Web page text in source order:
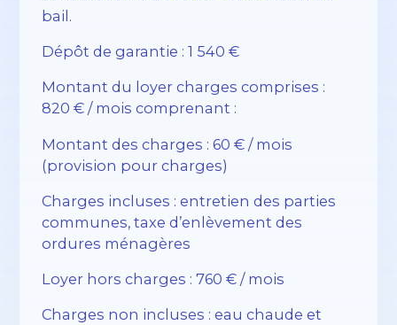
bail.
Dépôt de garantie : 1 540 €
Montant du loyer charges comprises :
820 € / mois comprenant :
Montant des charges : 60 € / mois
(provision pour charges)
Charges incluses : entretien des parties
communes, taxe d’enlèvement des
ordures ménagères
Loyer hors charges : 760 € / mois
Charges non incluses : eau chaude et